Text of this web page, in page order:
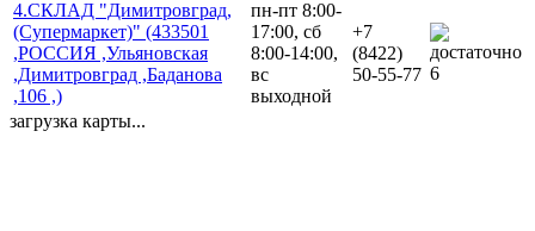
4.СКЛАД "Димитровград,
(Супермаркет)" (433501
,РОССИЯ ,Ульяновская
,Димитровград ,Баданова
,106 ,)
пн-пт 8:00-
17:00, сб
8:00-14:00,
вс
выходной
+7
(8422)
50-55-77 6
загрузка карты...